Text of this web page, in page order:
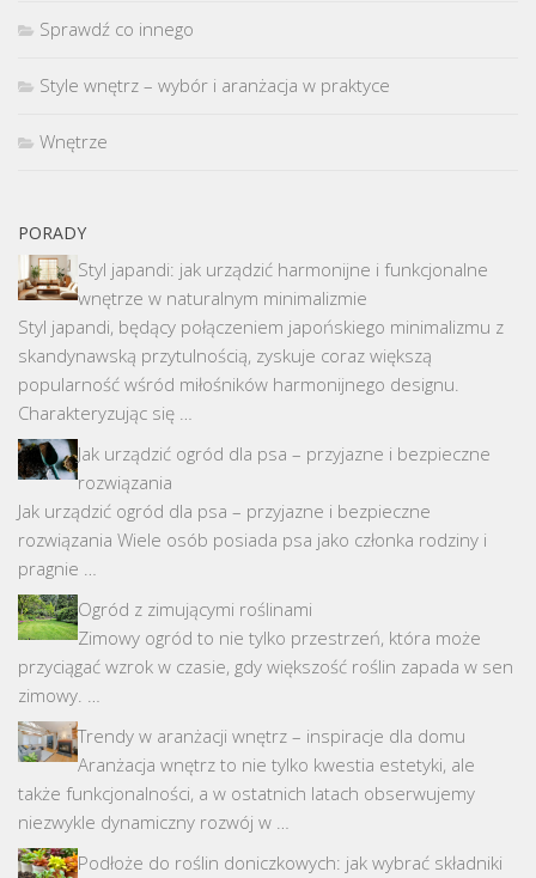
Sprawdź co innego
Style wnętrz – wybór i aranżacja w praktyce
Wnętrze
PORADY
Styl japandi: jak urządzić harmonijne i funkcjonalne
wnętrze w naturalnym minimalizmie
Styl japandi, będący połączeniem japońskiego minimalizmu z
skandynawską przytulnością, zyskuje coraz większą
popularność wśród miłośników harmonijnego designu.
Charakteryzując się …
Jak urządzić ogród dla psa – przyjazne i bezpieczne
rozwiązania
Jak urządzić ogród dla psa – przyjazne i bezpieczne
rozwiązania Wiele osób posiada psa jako członka rodziny i
pragnie …
Ogród z zimującymi roślinami
Zimowy ogród to nie tylko przestrzeń, która może
przyciągać wzrok w czasie, gdy większość roślin zapada w sen
zimowy. …
Trendy w aranżacji wnętrz – inspiracje dla domu
Aranżacja wnętrz to nie tylko kwestia estetyki, ale
także funkcjonalności, a w ostatnich latach obserwujemy
niezwykle dynamiczny rozwój w …
Podłoże do roślin doniczkowych: jak wybrać składniki